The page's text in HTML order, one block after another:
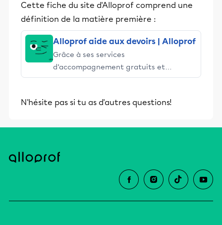
Cette fiche du site d'Alloprof comprend une
définition de la matière première :
Alloprof aide aux devoirs | Alloprof
Grâce à ses services
d’accompagnement gratuits et
stimulants, Alloprof engage les élèves
éducative.
N'hésite pas si tu as d'autres questions!